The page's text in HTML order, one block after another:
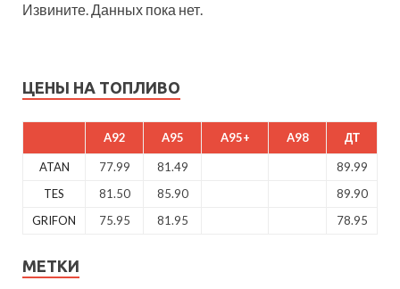
Извините. Данных пока нет.
ЦЕНЫ НА ТОПЛИВО
A92 A95 A95+ A98 ДТ
ATAN 77.99 81.49
89.99
TES
81.50 85.90
89.90
GRIFON
75.95 81.95 78.95
МЕТКИ